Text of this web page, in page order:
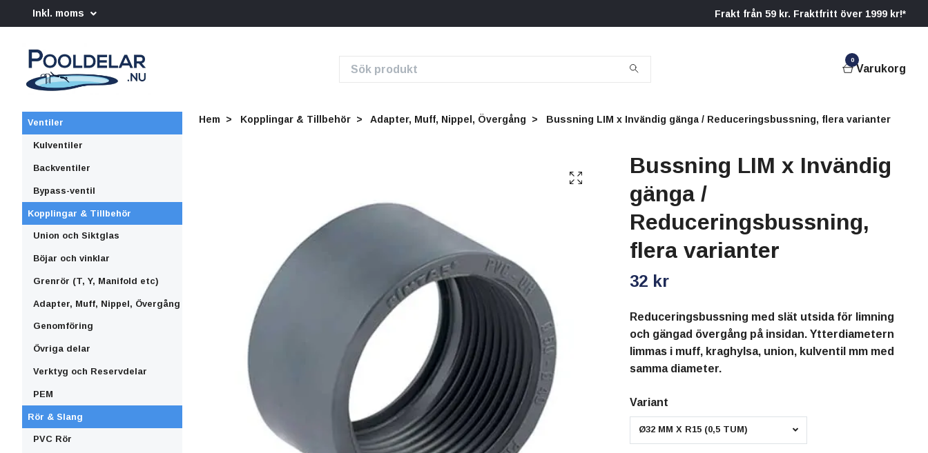
Inkl. moms Frakt från 59 kr. Fraktfritt över 1999 kr!*
0
Varukorg
Ventiler
Kulventiler
Backventiler
Bypass-ventil
Kopplingar & Tillbehör
Union och Siktglas
Böjar och vinklar
Grenrör (T, Y, Manifold etc)
Adapter, Muff, Nippel, Övergång
Genomföring
Övriga delar
Verktyg och Reservdelar
PEM
Rör & Slang
PVC Rör
Hem Kopplingar & Tillbehör Adapter, Muff, Nippel, Övergång Bussning LIM x Invändig gänga / Reduceringsbussning, flera varianter
Bussning LIM x Invändig
gänga /
Reduceringsbussning,
flera varianter
32 kr
Reduceringsbussning med slät utsida för limning
och gängad övergång på insidan. Ytterdiametern
limmas i muff, kraghylsa, union, kulventil mm med
samma diameter.
Variant
Ø32 MM X R15 (0,5 TUM)